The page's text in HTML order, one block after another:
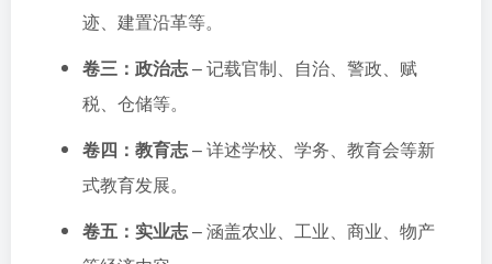
迹、建置沿革等。
卷三：政治志– 记载官制、自治、警政、赋
税、仓储等。
卷四：教育志– 详述学校、学务、教育会等新
式教育发展。
卷五：实业志– 涵盖农业、工业、商业、物产